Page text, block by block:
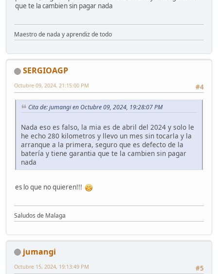
que te la cambien sin pagar nada
Maestro de nada y aprendiz de todo
SERGIOAGP
#4
Octubre 09, 2024, 21:15:00 PM
Cita de: jumangi en Octubre 09, 2024, 19:28:07 PM
Nada eso es falso, la mia es de abril del 2024 y solo le
he echo 280 kilometros y llevo un mes sin tocarla y la
arranque a la primera, seguro que es defecto de la
batería y tiene garantia que te la cambien sin pagar
nada
es lo que no quieren!!!
Saludos de Malaga
jumangi
#5
Octubre 15, 2024, 19:13:49 PM